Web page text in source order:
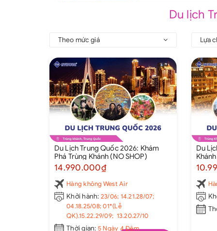
Du lịch
Theo mức giá Lựa
Du Lịch Trung Quốc 2026: Khám
Phá Trùng Khánh (NO SHOP)
14.990.000₫
Hàng không West Air
Khởi hành: 23/06; 14.21.28/07;
04.18.25/08; 01*(Lễ
QK).15.22.29/09; 13.20.27/10
Thời gian: 5 Ngày 4 Đêm
Du
-
Tắm